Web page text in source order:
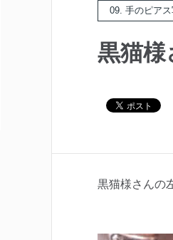
09. 手のピア
黒猫
黒猫様さんの